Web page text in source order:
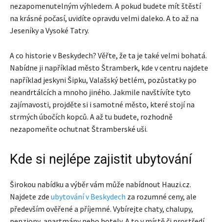
nezapomenutelným výhledem. A pokud budete mít štěstí
na krásné počasí, uvidíte opravdu velmi daleko. A to až na
Jeseníky a Vysoké Tatry.
A co historie v Beskydech? Věřte, že ta je také velmi bohatá.
Nabídne ji například město Štramberk, kde v centru najdete
například jeskyni Šipku, Valašský betlém, pozůstatky po
neandrtálcích a mnoho jiného. Jakmile navštívíte tyto
zajímavosti, projděte si i samotné město, které stojí na
strmých úbočích kopců. A až tu budete, rozhodně
nezapomeňte ochutnat Štramberské uši.
Kde si nejlépe zajistit ubytování
Širokou nabídku a výběr vám může nabídnout Hauzi.cz.
Najdete zde ubytování v Beskydech za rozumné ceny, ale
především ověřené a příjemné. Vybírejte chaty, chalupy,